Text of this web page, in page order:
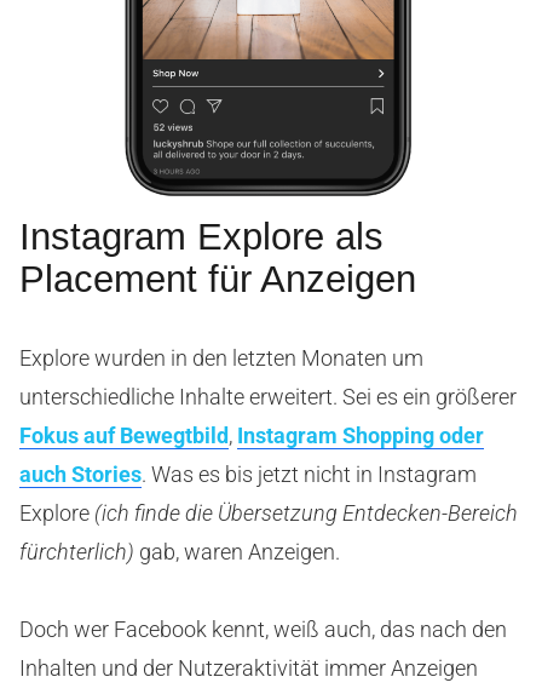
Instagram Explore als
Placement für Anzeigen
Explore wurden in den letzten Monaten um
unterschiedliche Inhalte erweitert. Sei es ein größerer
Fokus auf Bewegtbild, Instagram Shopping oder
auch Stories. Was es bis jetzt nicht in Instagram
Explore (ich finde die Übersetzung Entdecken-Bereich
fürchterlich) gab, waren Anzeigen.
Doch wer Facebook kennt, weiß auch, das nach den
Inhalten und der Nutzeraktivität immer Anzeigen